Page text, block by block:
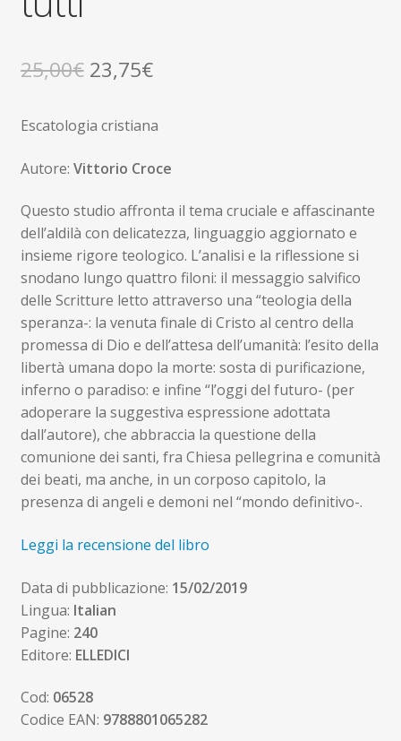
25,00€ Il
originale
era:
25,00€.
23,75€Il
attuale
è:
Escatologia cristiana
Autore: Vittorio Croce
Questo studio affronta il tema cruciale e affascinante
dell’aldilà con delicatezza, linguaggio aggiornato e
insieme rigore teologico. L’analisi e la riflessione si
snodano lungo quattro filoni: il messaggio salvifico
delle Scritture letto attraverso una “teologia della
speranza-: la venuta finale di Cristo al centro della
promessa di Dio e dell’attesa dell’umanità: l’esito della
libertà umana dopo la morte: sosta di purificazione,
inferno o paradiso: e infine “l’oggi del futuro- (per
adoperare la suggestiva espressione adottata
dall’autore), che abbraccia la questione della
comunione dei santi, fra Chiesa pellegrina e comunità
dei beati, ma anche, in un corposo capitolo, la
presenza di angeli e demoni nel “mondo definitivo-.
Leggi la recensione del libro
Data di pubblicazione: 15/02/2019
Lingua: Italian
Pagine: 240
Editore: ELLEDICI
Cod: 06528
Codice EAN: 9788801065282